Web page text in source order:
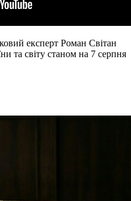
експерт Роман Світан
та світу станом на 7 серпня